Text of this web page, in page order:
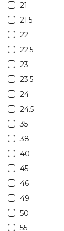
21
21.5
22
22.5
23
23.5
24
24.5
35
38
40
45
46
49
50
55